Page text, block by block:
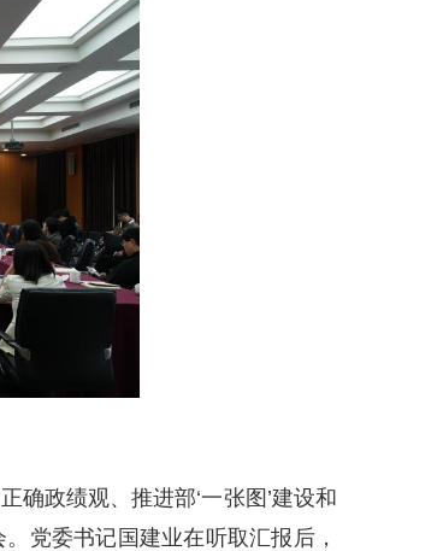
确政绩观、推进部‘一张图’建设和
党委书记国建业在听取汇报后，